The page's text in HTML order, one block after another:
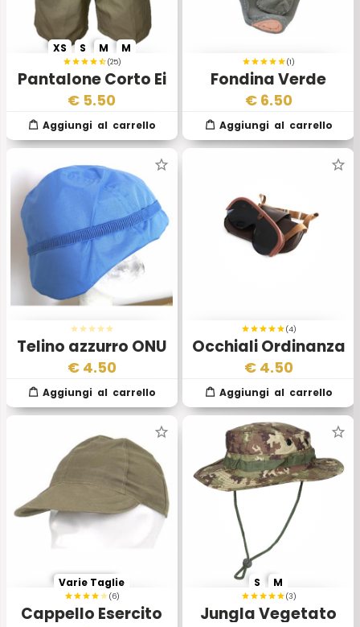
(25)
Pantalone Corto Ei
XS S M M
€ 5.50
(1)
Fondina Verde
Esercito Italiano per
Beretta 34
€ 6.50
Telino azzurro ONU
Esercito Italiano
€ 4.50
(4)
Occhiali Ordinanza
Esercito Italiano
€ 4.50
(6)
Cappello Esercito
Varie Taglie
(3)
Jungla Vegetato
S M